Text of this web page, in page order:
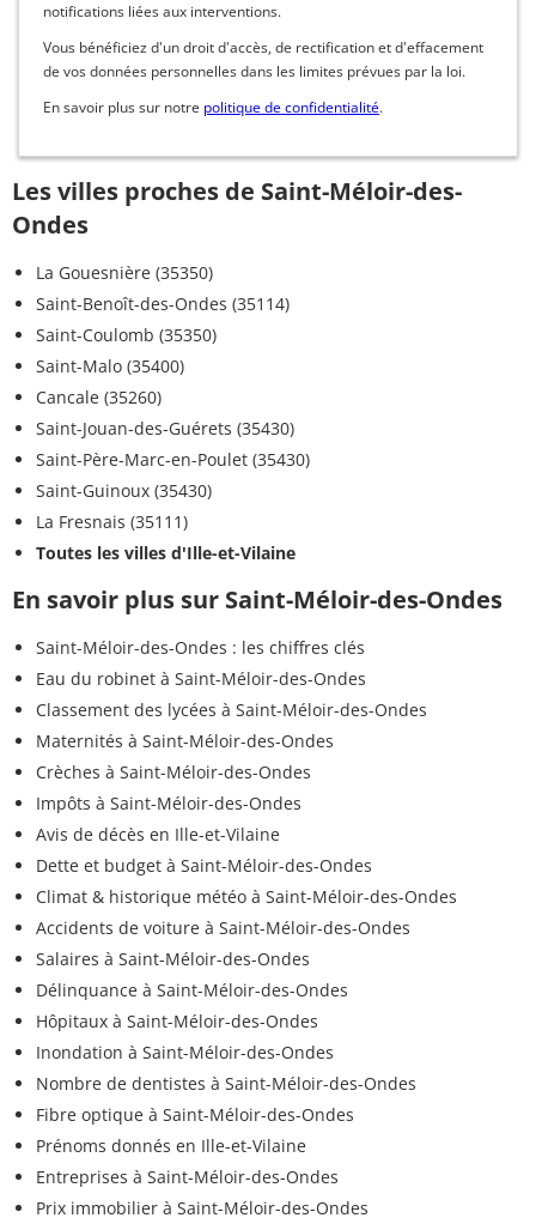
notifications liées aux interventions.
Vous bénéficiez d'un droit d'accès, de rectification et d'effacement
de vos données personnelles dans les limites prévues par la loi.
En savoir plus sur notre politique de confidentialité.
Les villes proches de Saint-Méloir-des-
Ondes
La Gouesnière (35350)
Saint-Benoît-des-Ondes (35114)
Saint-Coulomb (35350)
Saint-Malo (35400)
Cancale (35260)
Saint-Jouan-des-Guérets (35430)
Saint-Père-Marc-en-Poulet (35430)
Saint-Guinoux (35430)
La Fresnais (35111)
Toutes les villes d'Ille-et-Vilaine
En savoir plus sur Saint-Méloir-des-Ondes
Saint-Méloir-des-Ondes : les chiffres clés
Eau du robinet à Saint-Méloir-des-Ondes
Classement des lycées à Saint-Méloir-des-Ondes
Maternités à Saint-Méloir-des-Ondes
Crèches à Saint-Méloir-des-Ondes
Impôts à Saint-Méloir-des-Ondes
Avis de décès en Ille-et-Vilaine
Dette et budget à Saint-Méloir-des-Ondes
Climat & historique météo à Saint-Méloir-des-Ondes
Accidents de voiture à Saint-Méloir-des-Ondes
Salaires à Saint-Méloir-des-Ondes
Délinquance à Saint-Méloir-des-Ondes
Hôpitaux à Saint-Méloir-des-Ondes
Inondation à Saint-Méloir-des-Ondes
Nombre de dentistes à Saint-Méloir-des-Ondes
Fibre optique à Saint-Méloir-des-Ondes
Prénoms donnés en Ille-et-Vilaine
Entreprises à Saint-Méloir-des-Ondes
Prix immobilier à Saint-Méloir-des-Ondes